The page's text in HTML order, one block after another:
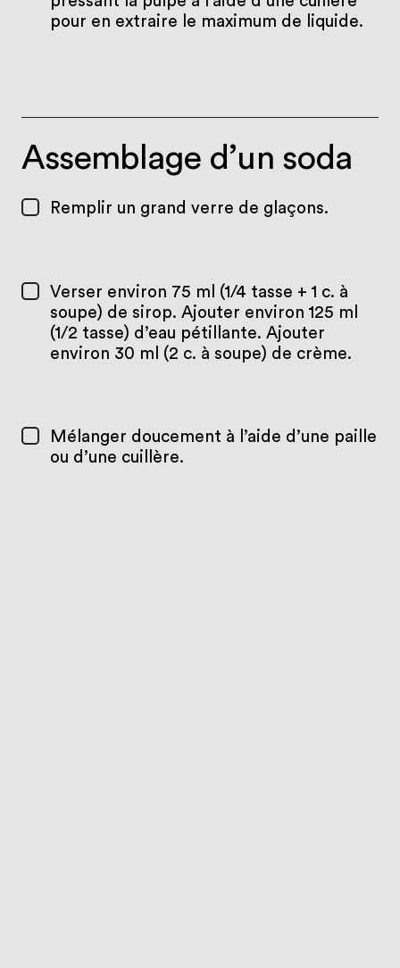
pour en extraire le maximum de liquide.
Assemblage d’un soda
Remplir un grand verre de glaçons.
Verser environ 75 ml (1/4 tasse + 1 c. à
soupe) de sirop. Ajouter environ 125 ml
(1/2 tasse) d’eau pétillante. Ajouter
environ 30 ml (2 c. à soupe) de crème.
Mélanger doucement à l’aide d’une paille
ou d’une cuillère.